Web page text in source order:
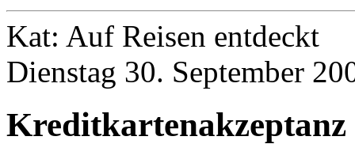
Kat: Auf Reisen entdeckt
Dienstag 30. September